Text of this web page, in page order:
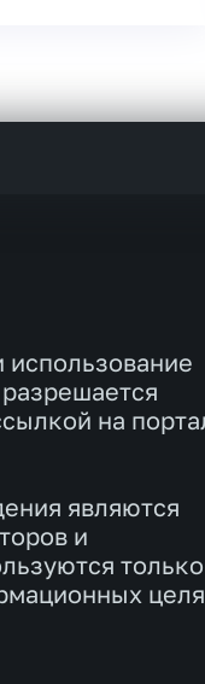
использование
на
являются
и